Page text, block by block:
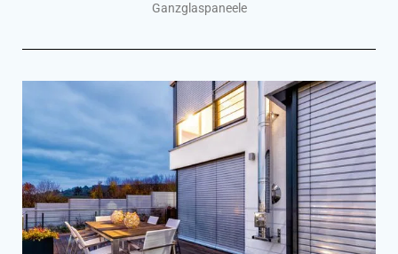
Ganzglaspaneele